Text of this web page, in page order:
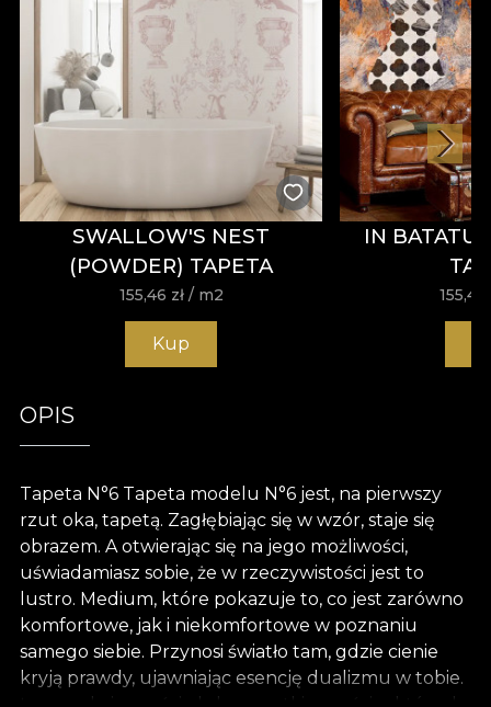
SWALLOW'S NEST
(POWDER) TAPETA
155,46 zł / m2
Kup
IN
155,46
OPIS
Tapeta N°6 Tapeta modelu N°6 jest, na pierwszy
rzut oka, tapetą. Zagłębiając się w wzór, staje się
obrazem. A otwierając się na jego możliwości,
uświadamiasz sobie, że w rzeczywistości jest to
lustro. Medium, które pokazuje to, co jest zarówno
komfortowe, jak i niekomfortowe w poznaniu
samego siebie. Przynosi światło tam, gdzie cienie
kryją prawdy, ujawniając esencję dualizmu w tobie.